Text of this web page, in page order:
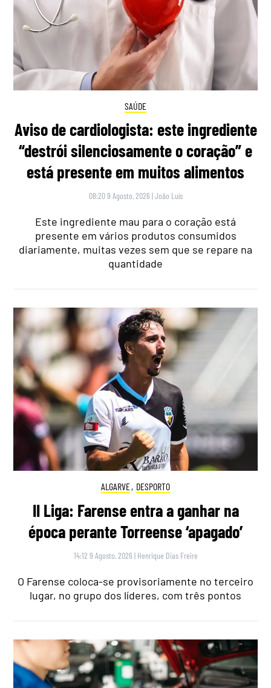
SAÚDE
Aviso de cardiologista: este ingrediente
“destrói silenciosamente o coração” e
está presente em muitos alimentos
08:20 9 Agosto, 2026 |João Luís
Este ingrediente mau para o coração está
presente em vários produtos consumidos
diariamente, muitas vezes sem que se repare na
quantidade
ALGARVE, DESPORTO
II Liga: Farense entra a ganhar na
época perante Torreense ‘apagado’
14:12 9 Agosto, 2026 | Henrique Dias Freire
O Farense coloca-se provisoriamente no terceiro
lugar, no grupo dos líderes, com três pontos